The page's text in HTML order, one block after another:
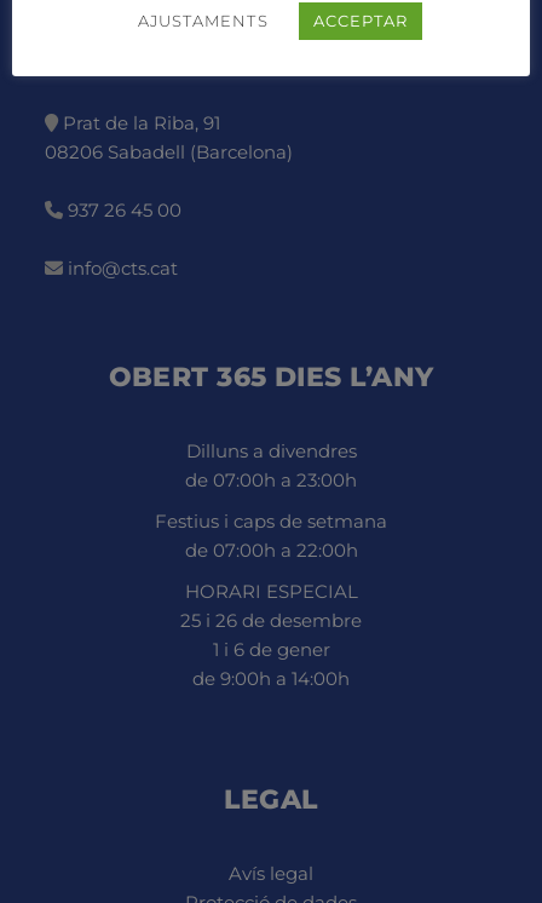
Prat de la Riba, 91
08206 Sabadell (Barcelona)
937 26 45 00
info@cts.cat
OBERT 365 DIES L’ANY
Dilluns a divendres
de 07:00h a 23:00h
Festius i caps de setmana
de 07:00h a 22:00h
HORARI ESPECIAL
25 i 26 de desembre
1 i 6 de gener
de 9:00h a 14:00h
LEGAL
Avís legal
AJUSTAMENTS ACCEPTAR